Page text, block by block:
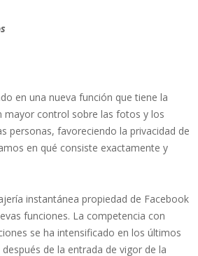
en una nueva función que tiene la
mayor control sobre las fotos y los
personas, favoreciendo la privacidad de
en qué consiste exactamente y
instantánea propiedad de Facebook
funciones. La competencia con
se ha intensificado en los últimos
de la entrada de vigor de la